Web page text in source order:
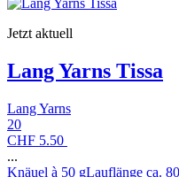
Jetzt aktuell
Lang Yarns Tissa
Lang Yarns
20
CHF 5.50
...
Knäuel à 50 gLauflänge ca.